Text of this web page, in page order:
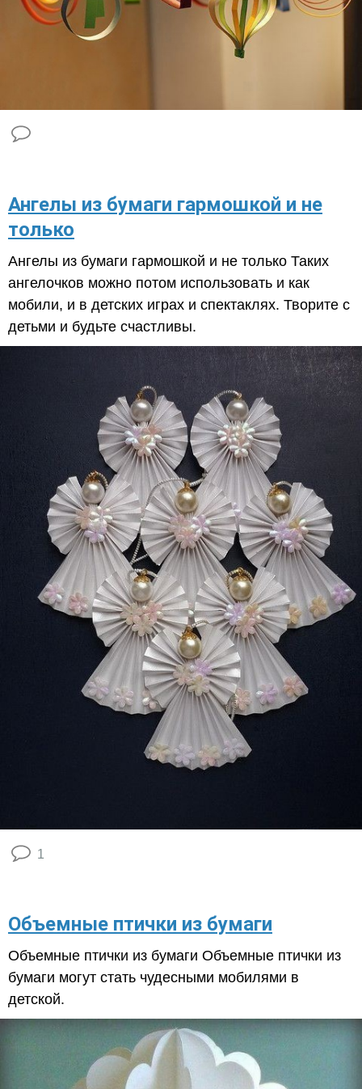
​Ангелы из бумаги гармошкой и не
только
Ангелы из бумаги гармошкой и не только Таких
ангелочков можно потом использовать и как
мобили, и в детских играх и спектаклях. Творите с
детьми и будьте счастливы.
1
Объемные птички из бумаги
Объемные птички из бумаги Объемные птички из
бумаги могут стать чудесными мобилями в
детской.